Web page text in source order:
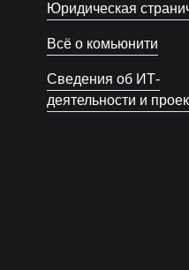
Юридическая
Всё о комьюнити
Сведения об ИТ-
деятельности и